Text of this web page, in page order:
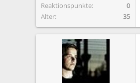
Reaktionspunkte
0
Alter
35